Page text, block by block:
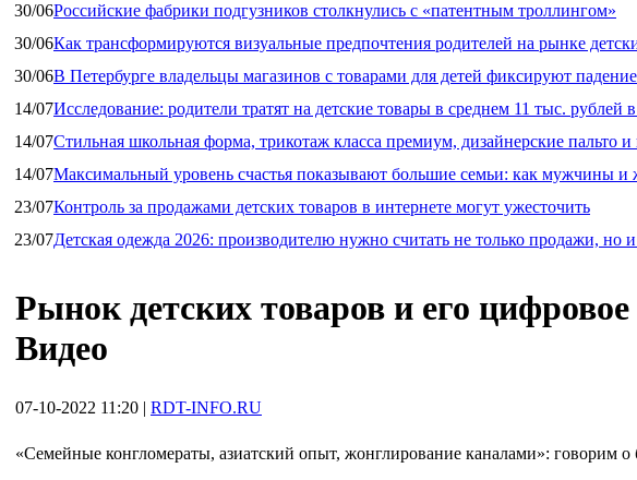
30/06Российские фабрики подгузников столкнулись с «патентным троллингом»
30/06Как трансформируются визуальные предпочтения родителей на рынке
30/06В Петербурге владельцы магазинов с товарами для детей фиксируют
14/07Исследование: родители тратят на детские товары в среднем 11 тыс. рублей
14/07Стильная школьная форма, трикотаж класса премиум, дизайнерские пальто
14/07Максимальный уровень счастья показывают большие семьи: как мужчины
23/07Контроль за продажами детских товаров в интернете могут ужесточить
23/07Детская одежда 2026: производителю нужно считать не только продажи, но
Рынок детских товаров и его
Видео
07-10-2022 11:20 | RDT-INFO.RU
«Семейные конгломераты, азиатский опыт, жонглирование каналами»: говорим о